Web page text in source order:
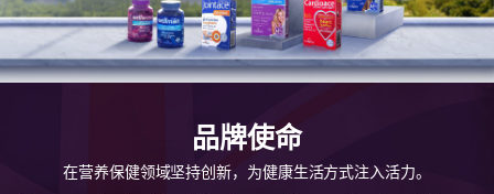
品牌使命
在营养保健领域坚持创新，为健康生活方式注入活力。